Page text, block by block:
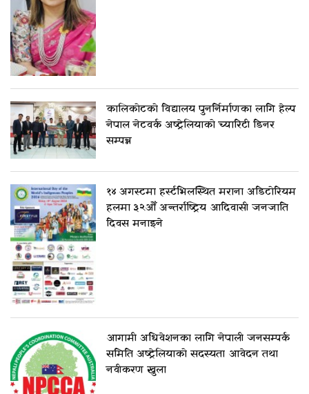
कालिकोटको विद्यालय पुनर्निर्माणका लागि हेल्प
नेपाल नेटवर्क अष्ट्रेलियाको च्यारिटी डिनर
सम्पन्न
१४ अगस्टमा हर्स्टभिलस्थित मराना अडिटोरियम
हलमा ३२औँ अन्तर्राष्ट्रिय आदिवासी जनजाति
दिवस मनाइने
आगामी अधिवेशनका लागि नेपाली जनसम्पर्क
समिति अष्ट्रेलियाको सदस्यता आवेदन तथा
नवीकरण खुला